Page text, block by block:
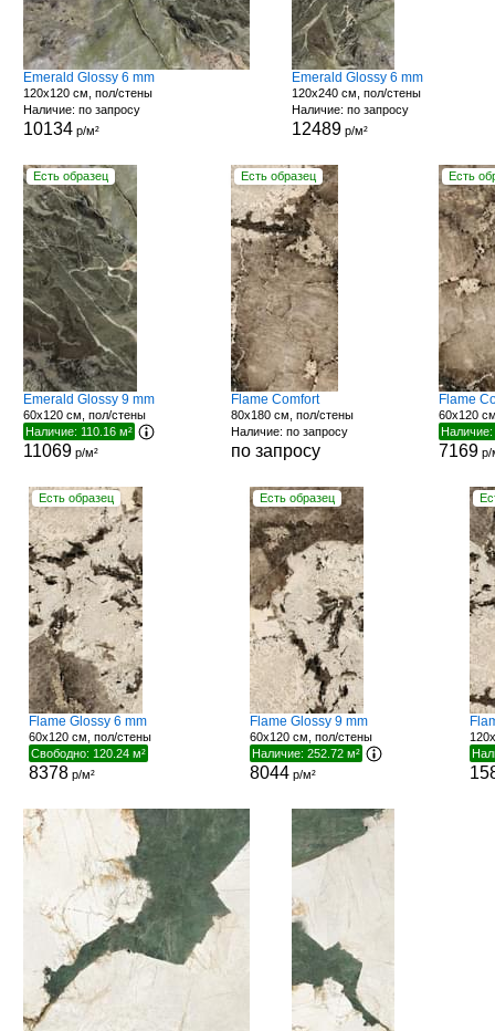
Emerald Glossy 6 mm
120x120 см, пол/стены
Наличие: по запросу
10134р/м²
Emerald Glossy 6 mm
120x240 см, пол/стены
Наличие: по запросу
12489 р/м²
Есть образец
Emerald Glossy 9 mm
60x120 см, пол/стены
Наличие: 110.16 м²
11069р/м²
Есть образец
Flame Comfort
80x180 см, пол/стены
Наличие: по запросу
по запросу
Есть
Flame
60x120
Наличие:
7169 р/
Есть образец
Flame Glossy 6 mm
60x120 см, пол/стены
Свободно: 120.24 м²
8378 р/м²
Есть образец
Flame Glossy 9 mm
60x120 см, пол/стены
Наличие: 252.72 м²
8044р/м²